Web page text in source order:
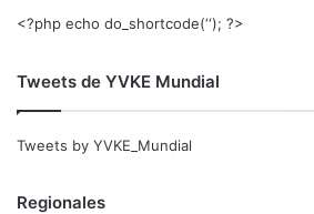
<?php echo do_shortcode(‘‘); ?>
Tweets de YVKE Mundial
Tweets by YVKE_Mundial
Regionales